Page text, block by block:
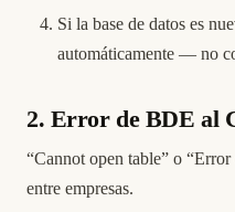
Si la base de datos es
automáticamente — no
2. Error de BDE al
“Cannot open table” o
entre empresas.